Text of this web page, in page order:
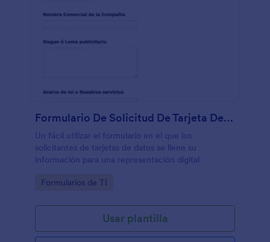
Formulario De Solicitud De Tarjeta De Datos
Un fácil utilizar el formulario en el que los
solicitantes de tarjetas de datos se llene su
información para una representación digital
Go to Category:
Formularios de TI
Usar plantilla